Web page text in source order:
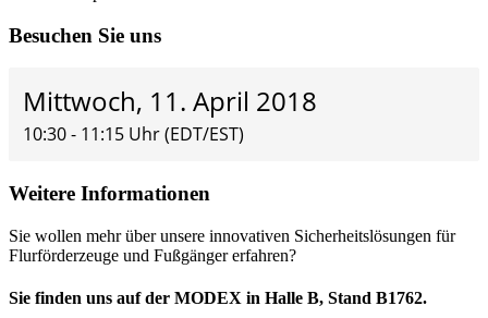
Besuchen Sie uns
Mittwoch, 11. April 2018
10:30 - 11:15 Uhr (EDT/EST)
Weitere Informationen
Sie wollen mehr über unsere innovativen Sicherheitslösungen für
Flurförderzeuge und Fußgänger erfahren?
Sie finden uns auf der MODEX in Halle B, Stand B1762.